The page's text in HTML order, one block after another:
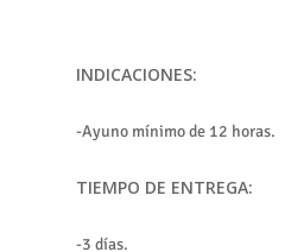
INDICACIONES:
-Ayuno mínimo de 12 horas.
TIEMPO DE ENTREGA:
-3 días.